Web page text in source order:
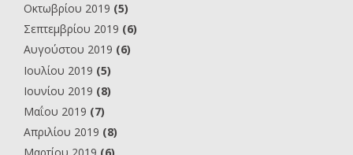
Οκτωβρίου 2019 (5)
Σεπτεμβρίου 2019 (6)
Αυγούστου 2019 (6)
Ιουλίου 2019 (5)
Ιουνίου 2019 (8)
Μαΐου 2019 (7)
Απριλίου 2019 (8)